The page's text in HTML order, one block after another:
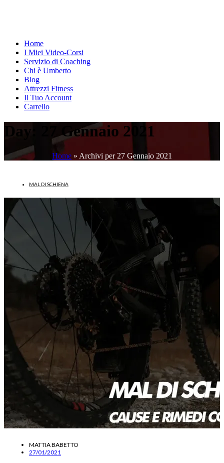
Home
I Miei Video-Corsi
Servizio di Coaching
Chi è Umberto
Blog
Attrezzi Fitness
Il Tuo Account
Carrello
Day: 27 Gennaio 2021
Home » Archivi per 27 Gennaio 2021
MAL DI SCHIENA
MATTIA BABETTO
27/01/2021